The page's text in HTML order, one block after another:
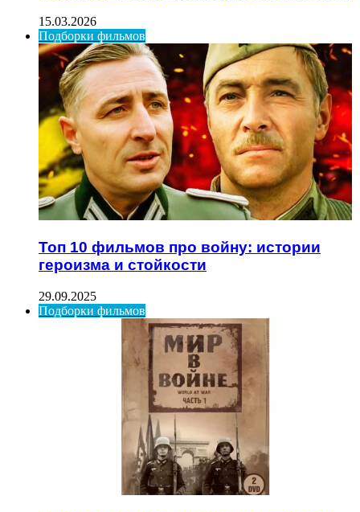
15.03.2026
Подборки фильмов
Топ 10 фильмов про войну: истории
героизма и стойкости
29.09.2025
Подборки фильмов